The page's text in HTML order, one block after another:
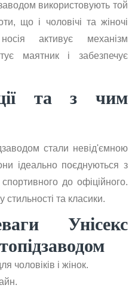
використовують той
що і чоловічі та жіночі
активує механізм
маятник і забезпечує
та з чим
стали невід'ємною
ідеально поєднуються з
до офіційного.
та класики.
Унісекс
чоловіків і жінок.